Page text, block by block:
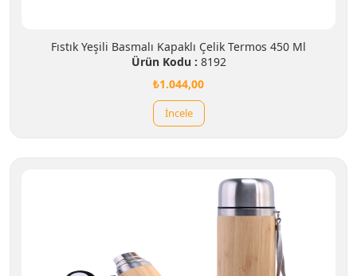
Fıstık Yeşili Basmalı Kapaklı Çelik Termos 450 Ml
Ürün Kodu : 8192
₺1.044,00
İncele